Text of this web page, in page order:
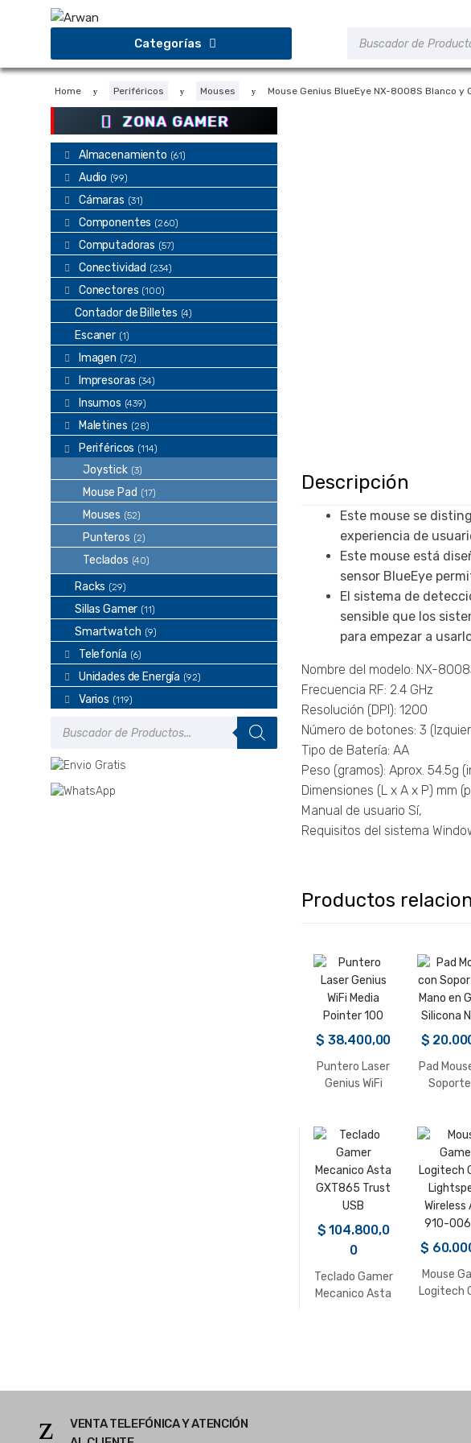
navegación
Categorías
de
Home Periféricos Mouses Mouse Genius BlueEye NX-8008S Blanco y
Descripción
Este mouse se
experiencia de
Este mouse está
sensor BlueEye
El sistema de
sensible que los
para empezar a
Nombre del modelo: NX-
Frecuencia RF: 2.4 GHz
Resolución (DPI): 1200
Número de botones: 3
Tipo de Batería: AA
Peso (gramos): Aprox. 54.5g
Dimensiones (L x A x P) mm
Manual de usuario Sí,
Requisitos del sistema
Productos
$ 38.400,00
Puntero Laser
Genius WiFi
$
Pad
$ 104.800,0
0
Teclado Gamer
Mecanico Asta
$
Mouse
Logitech
ZONA GAMER
Almacenamiento (61)
Audio (99)
Cámaras (31)
Componentes (260)
Computadoras (57)
Conectividad (234)
Conectores (100)
Contador de Billetes (4)
Escaner (1)
Imagen (72)
Impresoras (34)
Insumos (439)
Maletines (28)
Periféricos (114)
Joystick (3)
Mouse Pad (17)
Mouses (52)
Punteros (2)
Teclados (40)
Racks (29)
Sillas Gamer (11)
Smartwatch (9)
Telefonía (6)
Unidades de Energía (92)
Varios (119)
de
VENTA TELEFÓNICA Y ATENCIÓN